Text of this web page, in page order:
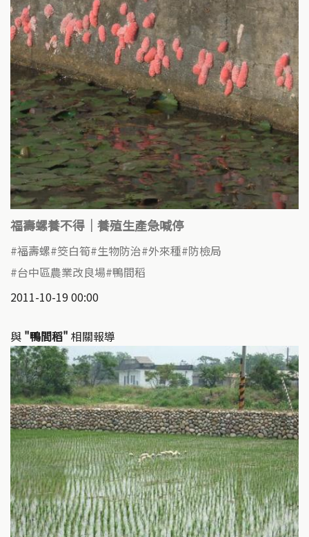
福壽螺養不得｜養殖生產急喊停
福壽螺 筊白筍 生物防治 外來種 防檢局
台中區農業改良場 鴨間稻
2011-10-19 00:00
與 "鴨間稻" 相關報導